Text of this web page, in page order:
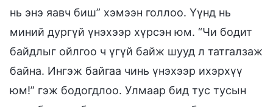
нь энэ яавч биш” хэмээн голлоо. Үүнд нь
миний дургүй үнэхээр хүрсэн юм. “Чи бодит
байдлыг ойлгоо ч үгүй байж шууд л татгалзаж
байна. Ингэж байгаа чинь үнэхээр ихэрхүү
юм!” гэж бодогдлоо. Улмаар бид тус тусын